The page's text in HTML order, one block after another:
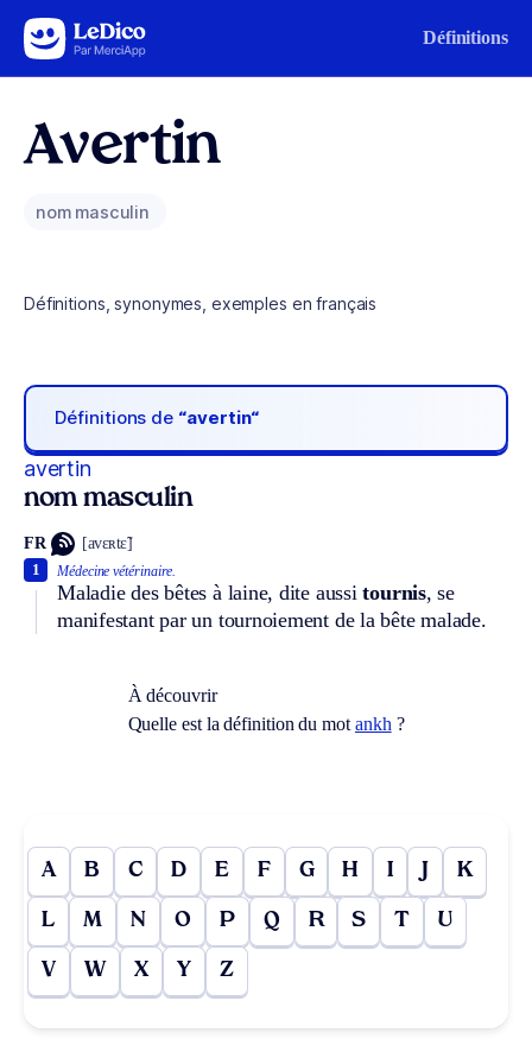
Aller au contenu Définitions
Avertin
nom masculin
Définitions, synonymes, exemples en français
Définitions de “avertin“
avertin
nom masculin
FR [avɛʀtɛ̃]
Médecine vétérinaire.
Maladie des bêtes à laine, dite aussitournis, se
manifestant par un tournoiement de la bête malade.
1
À découvrir
Quelle est la définition du mot ankh ?
A B C D E F G H I J K
L M N O P Q R S T U
V W X Y Z